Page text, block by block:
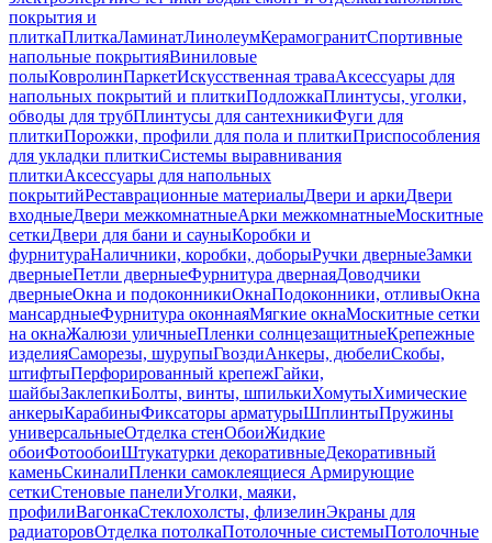
покрытия и
плиткаПлиткаЛаминатЛинолеумКерамогранитСпортивные
напольные покрытияВиниловые
полыКовролинПаркетИскусственная траваАксессуары для
напольных покрытий и плиткиПодложкаПлинтусы, уголки,
обводы для трубПлинтусы для сантехникиФуги для
плиткиПорожки, профили для пола и плиткиПриспособления
для укладки плиткиСистемы выравнивания
плиткиАксессуары для напольных
покрытийРеставрационные материалыДвери и аркиДвери
входныеДвери межкомнатныеАрки межкомнатныеМоскитные
сеткиДвери для бани и сауныКоробки и
фурнитураНаличники, коробки, доборыРучки дверныеЗамки
дверныеПетли дверныеФурнитура двернаяДоводчики
дверныеОкна и подоконникиОкнаПодоконники, отливыОкна
мансардныеФурнитура оконнаяМягкие окнаМоскитные сетки
на окнаЖалюзи уличныеПленки солнцезащитныеКрепежные
изделияСаморезы, шурупыГвоздиАнкеры, дюбелиСкобы,
штифтыПерфорированный крепежГайки,
шайбыЗаклепкиБолты, винты, шпилькиХомутыХимические
анкерыКарабиныФиксаторы арматурыШплинтыПружины
универсальныеОтделка стенОбоиЖидкие
обоиФотообоиШтукатурки декоративныеДекоративный
каменьСкиналиПленки самоклеящиеся Армирующие
сеткиСтеновые панелиУголки, маяки,
профилиВагонкаСтеклохолсты, флизелинЭкраны для
радиаторовОтделка потолкаПотолочные системыПотолочные